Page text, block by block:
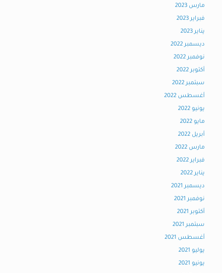
مارس 2023
فبراير 2023
يناير 2023
ديسمبر 2022
نوفمبر 2022
أكتوبر 2022
سبتمبر 2022
أغسطس 2022
يونيو 2022
مايو 2022
أبريل 2022
مارس 2022
فبراير 2022
يناير 2022
ديسمبر 2021
نوفمبر 2021
أكتوبر 2021
سبتمبر 2021
أغسطس 2021
يوليو 2021
يونيو 2021